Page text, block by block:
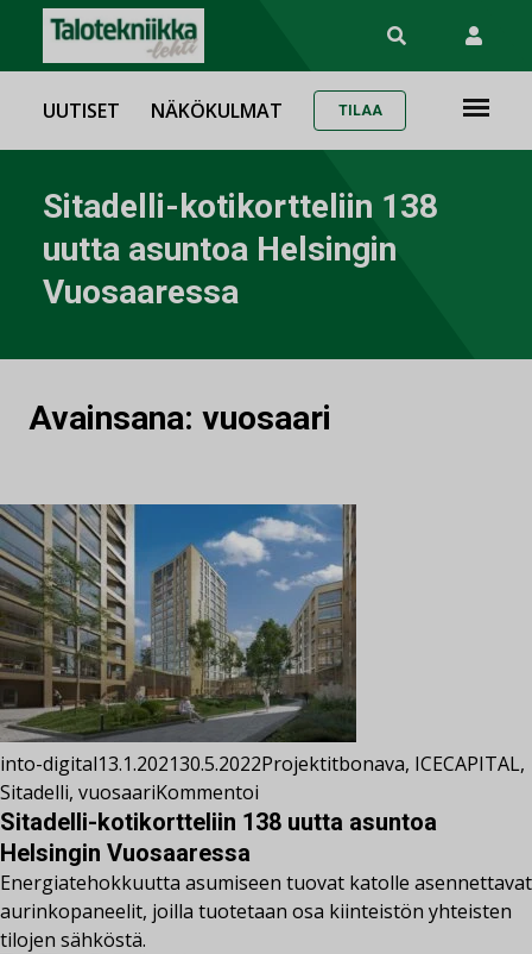
UUTISET NÄKÖKULMAT TILAA
Sitadelli-kotikortteliin 138
uutta asuntoa Helsingin
Vuosaaressa
Avainsana: vuosaari
into-digital13.1.202130.5.2022Projektitbonava, ICECAPITAL,
Sitadelli, vuosaariKommentoi
Sitadelli-kotikortteliin 138 uutta asuntoa
Helsingin Vuosaaressa
Energiatehokkuutta asumiseen tuovat katolle asennettavat
aurinkopaneelit, joilla tuotetaan osa kiinteistön yhteisten
tilojen sähköstä.